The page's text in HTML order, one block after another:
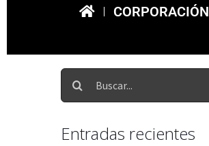
CORPORACIÓN
Entradas recientes